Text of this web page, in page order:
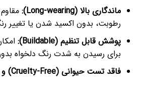
ماندگاری بالا (Long-wearing):
رطوبت، بدون اکسید شدن یا تغییر
پوشش قابل تنظیم (Buildable):
برای رسیدن به شدت رنگ دلخواه
فاقد تست حیوانی (Cruelty-Free) و وگان.